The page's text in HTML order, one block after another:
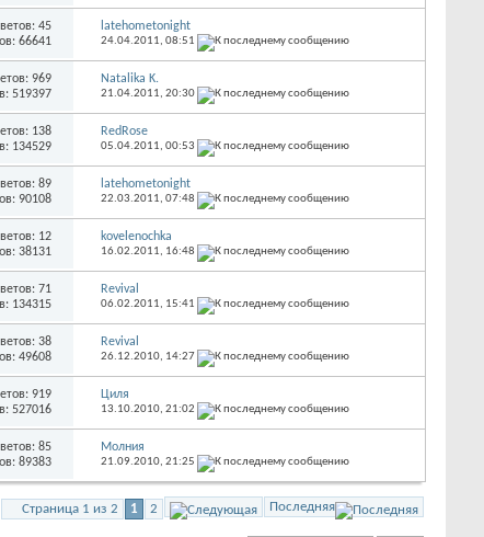
45
66641
latehometonight
24.04.2011, 08:51
969
519397
Natalika K.
21.04.2011, 20:30
138
134529
RedRose
05.04.2011, 00:53
89
90108
latehometonight
22.03.2011, 07:48
12
38131
kovelenochka
16.02.2011, 16:48
71
134315
Revival
06.02.2011, 15:41
38
49608
Revival
26.12.2010, 14:27
919
527016
Циля
13.10.2010, 21:02
85
89383
Молния
21.09.2010, 21:25
Страница 1 из 2 1 2 Последняя